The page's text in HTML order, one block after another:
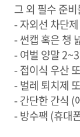
그 외 필수 준
- 자외선 차단
- 썬캡 혹은 챙
- 여벌 양말
- 접이식 우산
- 벌레 퇴치제
- 간단한 간식 (
- 방수팩 (휴대